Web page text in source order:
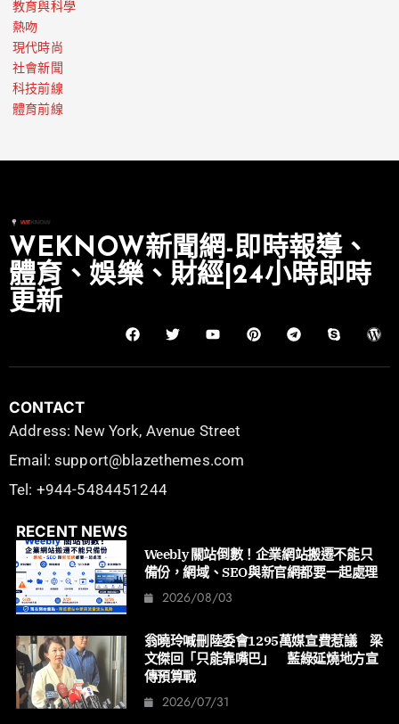
教育與科學
熱吻
現代時尚
社會新聞
科技前線
體育前線
WEKNOW新聞網-即時報導、
體育、娛樂、財經|24小時即時
更新
CONTACT
Address: New York, Avenue Street
Email: support@blazethemes.com
Tel: +944-5484451244
RECENT NEWS
Weebly 關站倒數！企業網站搬遷不能只
備份，網域、SEO與新官網都要一起處理
2026/08/03
翁曉玲喊刪陸委會1295萬媒宣費惹議 梁
文傑回「只能靠嘴巴」 藍綠延燒地方宣
傳預算戰
2026/07/31